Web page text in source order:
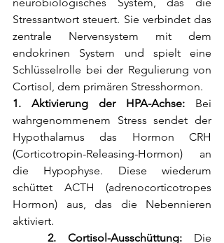
Stressantwort steuert. Sie verbindet das
zentrale Nervensystem mit dem
endokrinen System und spielt eine
Schlüsselrolle bei der Regulierung von
Cortisol, dem primären Stresshormon.
1. Aktivierung der HPA-Achse: Bei
wahrgenommenem Stress sendet der
Hypothalamus das Hormon CRH
(Corticotropin-Releasing-Hormon) an
die Hypophyse. Diese wiederum
schüttet ACTH (adrenocorticotropes
Hormon) aus, das die Nebennieren
aktiviert.
2. Cortisol-Ausschüttung: Die